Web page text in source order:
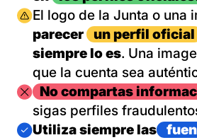
Imagen
El logo de la Junta o una
parecer
un perfil oficial
siempre lo es. Una
que la cuenta sea
ImagenNo compartas
sigas perfiles
Imagen
Utiliza siempre las